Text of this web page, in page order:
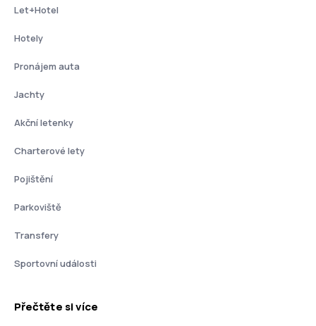
Let+Hotel
Hotely
Pronájem auta
Jachty
Akční letenky
Charterové lety
Pojištění
Parkoviště
Transfery
Sportovní události
Přečtěte si více